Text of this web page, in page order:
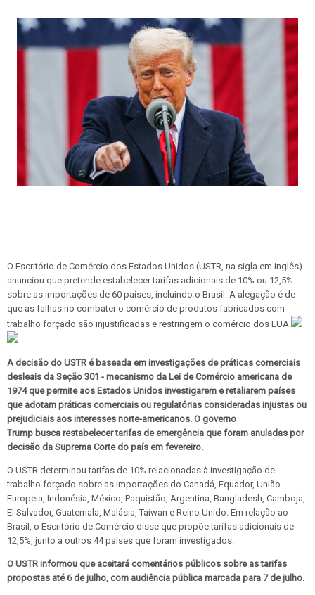
O Escritório de Comércio dos Estados Unidos (USTR, na sigla em inglês)
anunciou que pretende estabelecer tarifas adicionais de 10% ou 12,5%
sobre as importações de 60 países, incluindo o Brasil. A alegação é de
que as falhas no combater o comércio de produtos fabricados com
trabalho forçado são injustificadas e restringem o comércio dos EUA.
A decisão do USTR é baseada em investigações de práticas comerciais
desleais da Seção 301 - mecanismo da Lei de Comércio americana de
1974 que permite aos Estados Unidos investigarem e retaliarem países
que adotam práticas comerciais ou regulatórias consideradas injustas ou
prejudiciais aos interesses norte-americanos. O governo
Trump busca restabelecer tarifas de emergência que foram anuladas por
decisão da Suprema Corte do país em fevereiro.
O USTR determinou tarifas de 10% relacionadas à investigação de
trabalho forçado sobre as importações do Canadá, Equador, União
Europeia, Indonésia, México, Paquistão, Argentina, Bangladesh, Camboja,
El Salvador, Guatemala, Malásia, Taiwan e Reino Unido. Em relação ao
Brasil, o Escritório de Comércio disse que propõe tarifas adicionais de
12,5%, junto a outros 44 países que foram investigados.
O USTR informou que aceitará comentários públicos sobre as tarifas
propostas até 6 de julho, com audiência pública marcada para 7 de julho.